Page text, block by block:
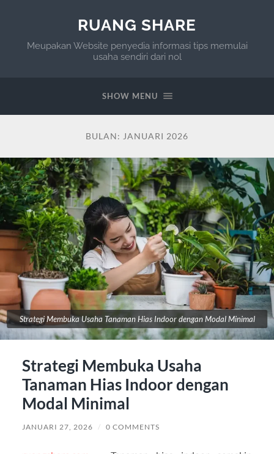
RUANG SHARE
Meupakan Website penyedia informasi tips memulai
usaha sendiri dari nol
SHOW MENU
BULAN: JANUARI 2026
Strategi Membuka Usaha Tanaman Hias Indoor dengan Modal Minimal
Strategi Membuka Usaha
Tanaman Hias Indoor dengan
Modal Minimal
JANUARI 27, 2026 / 0 COMMENTS